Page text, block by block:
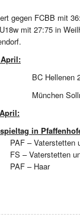
gegen FCBB mit
mit 27:75 in
BC Hellenen 2
München Solln
in
Vaterstetten
und
– Haar